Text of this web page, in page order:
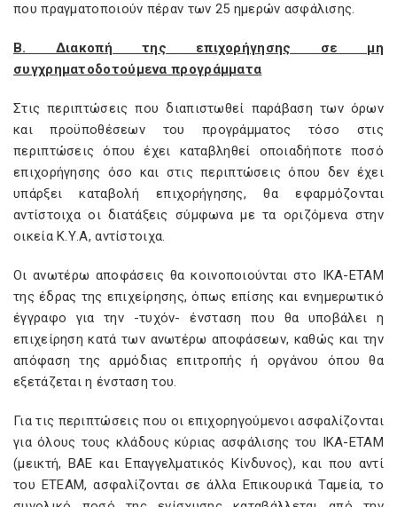
που πραγματοποιούν πέραν των 25 ημερών ασφάλισης.
Β. Διακοπή της επιχορήγησης σε μη
συγχρηματοδοτούμενα προγράμματα
Στις περιπτώσεις που διαπιστωθεί παράβαση των όρων
και προϋποθέσεων του προγράμματος τόσο στις
περιπτώσεις όπου έχει καταβληθεί οποιαδήποτε ποσό
επιχορήγησης όσο και στις περιπτώσεις όπου δεν έχει
υπάρξει καταβολή επιχορήγησης, θα εφαρμόζονται
αντίστοιχα οι διατάξεις σύμφωνα με τα οριζόμενα στην
οικεία Κ.Υ.Α, αντίστοιχα.
Οι ανωτέρω αποφάσεις θα κοινοποιούνται στο ΙΚΑ-ΕΤΑΜ
της έδρας της επιχείρησης, όπως επίσης και ενημερωτικό
έγγραφο για την -τυχόν- ένσταση που θα υποβάλει η
επιχείρηση κατά των ανωτέρω αποφάσεων, καθώς και την
απόφαση της αρμόδιας επιτροπής ή οργάνου όπου θα
εξετάζεται η ένσταση του.
Για τις περιπτώσεις που οι επιχορηγούμενοι ασφαλίζονται
για όλους τους κλάδους κύριας ασφάλισης του ΙΚΑ-ΕΤΑΜ
(μεικτή, ΒΑΕ και Επαγγελματικός Κίνδυνος), και που αντί
του ΕΤΕΑΜ, ασφαλίζονται σε άλλα Επικουρικά Ταμεία, το